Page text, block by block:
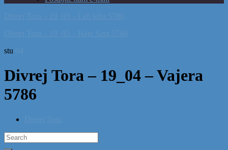
stu
Divrej Tora – 19_04 – Vajera
5786
Search
for: